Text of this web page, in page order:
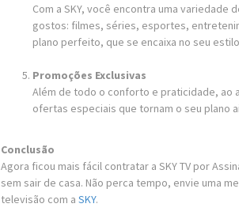
Com a SKY, você encontra uma
gostos: filmes, séries, esportes,
plano perfeito, que se encaixa no seu
Promoções Exclusivas
Além de todo o conforto e praticidade, ao
ofertas especiais que tornam o seu plano
Conclusão
Agora ficou mais fácil contratar a SKY TV por
sem sair de casa. Não perca tempo, envie uma
televisão com a SKY.